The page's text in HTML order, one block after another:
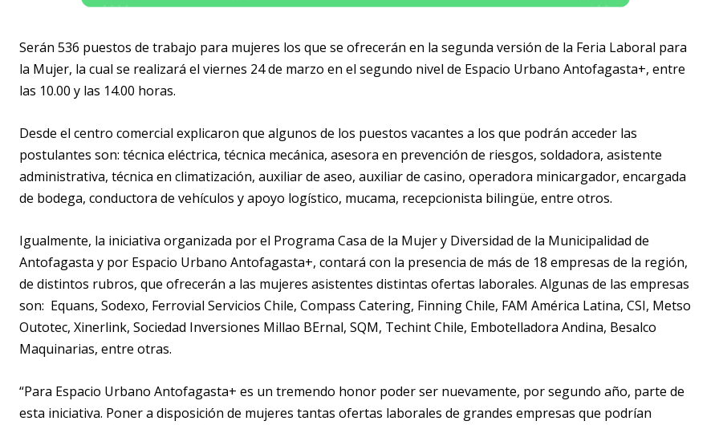
Serán 536 puestos de trabajo para mujeres los que se ofrecerán en la segunda versión de la Feria Laboral para
la Mujer, la cual se realizará el viernes 24 de marzo en el segundo nivel de Espacio Urbano Antofagasta+, entre
las 10.00 y las 14.00 horas.
Desde el centro comercial explicaron que algunos de los puestos vacantes a los que podrán acceder las
postulantes son: técnica eléctrica, técnica mecánica, asesora en prevención de riesgos, soldadora, asistente
administrativa, técnica en climatización, auxiliar de aseo, auxiliar de casino, operadora minicargador, encargada
de bodega, conductora de vehículos y apoyo logístico, mucama, recepcionista bilingüe, entre otros.
Igualmente, la iniciativa organizada por el Programa Casa de la Mujer y Diversidad de la Municipalidad de
Antofagasta y por Espacio Urbano Antofagasta+, contará con la presencia de más de 18 empresas de la región,
de distintos rubros, que ofrecerán a las mujeres asistentes distintas ofertas laborales. Algunas de las empresas
son: Equans, Sodexo, Ferrovial Servicios Chile, Compass Catering, Finning Chile, FAM América Latina, CSI, Metso
Outotec, Xinerlink, Sociedad Inversiones Millao BErnal, SQM, Techint Chile, Embotelladora Andina, Besalco
Maquinarias, entre otras.
“Para Espacio Urbano Antofagasta+ es un tremendo honor poder ser nuevamente, por segundo año, parte de
esta iniciativa. Poner a disposición de mujeres tantas ofertas laborales de grandes empresas que podrían